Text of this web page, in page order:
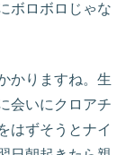
ボロボロじゃな
かりますね。生
会いにクロアチ
はずそうとナイ